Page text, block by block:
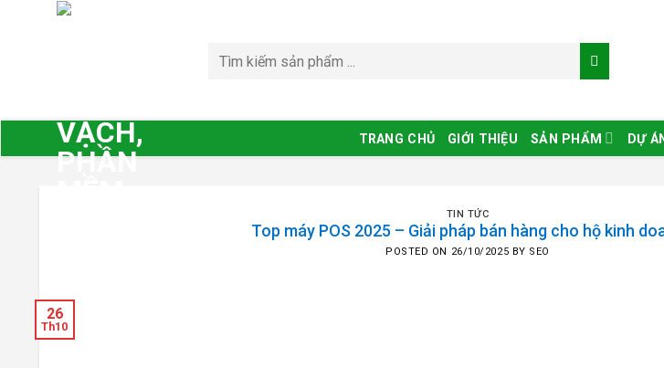
TRANG CHỦ GIỚI THIỆU SẢN PHẨM DỰ
TIN TỨC
Top máy POS 2025 – Giải pháp bán hàng cho hộ kinh
POSTED ON 26/10/2025 BY SEO
26
Th10